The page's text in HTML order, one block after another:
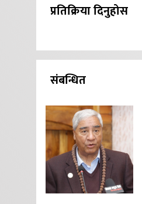
प्रतिक्रिया दिनुहोस
संबन्धित